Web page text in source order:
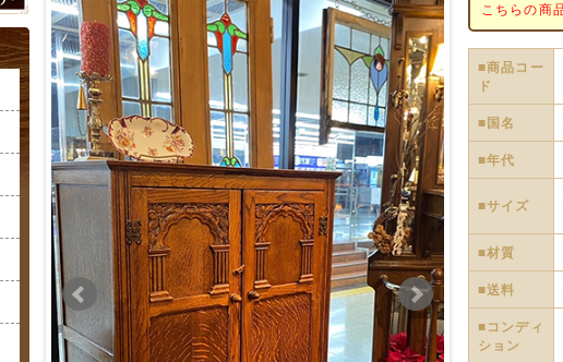
こちらの商
■商品コー
ド
■国名
■年代
■サイズ
■材質
■送料
■コンディ
ション